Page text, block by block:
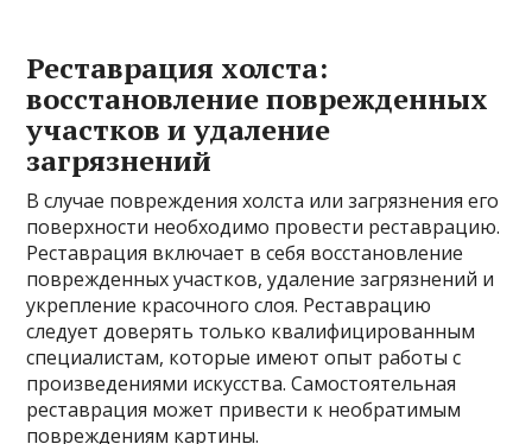
Реставрация холста:
восстановление поврежденных
участков и удаление
загрязнений
В случае повреждения холста или загрязнения его
поверхности необходимо провести реставрацию.
Реставрация включает в себя восстановление
поврежденных участков, удаление загрязнений и
укрепление красочного слоя. Реставрацию
следует доверять только квалифицированным
специалистам, которые имеют опыт работы с
произведениями искусства. Самостоятельная
реставрация может привести к необратимым
повреждениям картины.